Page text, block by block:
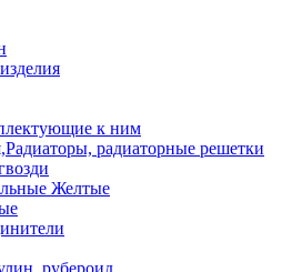
к ним
радиаторные решетки
Желтые
рубероид